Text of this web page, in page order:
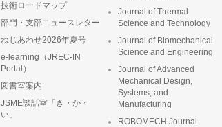
技術ロードマップ
部門・支部ニュースレター
ねじあわせ2026年夏号
e-learning（JREC-IN
Portal）
図書室案内
JSME談話室「き・か・
い」
Journal of Thermal
Science and Technology
Journal of Biomechanical
Science and Engineering
Journal of Advanced
Mechanical Design,
Systems, and
Manufacturing
ROBOMECH Journal